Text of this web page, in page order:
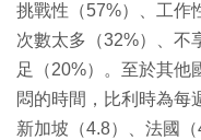
挑戰性（57%）、工作
次數太多（32%）、不
足（20%）。至於其他
悶的時間，比利時為每
新加坡（4.8）、法國